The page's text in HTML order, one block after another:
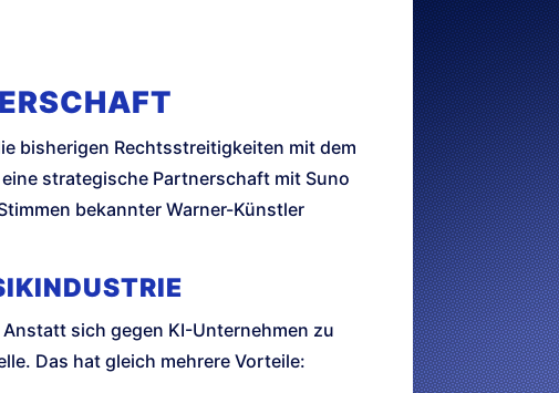
bisherigen Rechtsstreitigkeiten mit dem
strategische Partnerschaft mit Suno
bekannter Warner-Künstler
sich gegen KI-Unternehmen zu
Das hat gleich mehrere Vorteile: